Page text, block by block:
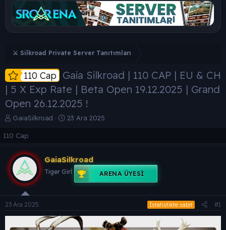
⚔️ Silkroad Private Server Tanıtımları
110 Cap
Gaia Silkroad | 110 CAP | EU & CH
| 5 X Exp Rate | Beta Open 19.12.2025 | Grand
Open 26.12.2025 !
K
n
u
y
u
b
l
a
t
GaiaSilkroad
B
n
g
a
r
i
23 Ara 2025
110 Cap
GaiaSilkroad
Tiger Girl ARENA ÜYESI
23 Ara 2025 İstatistikte sabit #1